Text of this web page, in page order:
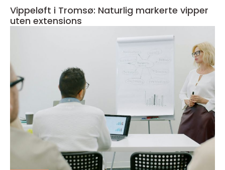
Vippeløft i Tromsø: Naturlig markerte vipper
uten extensions